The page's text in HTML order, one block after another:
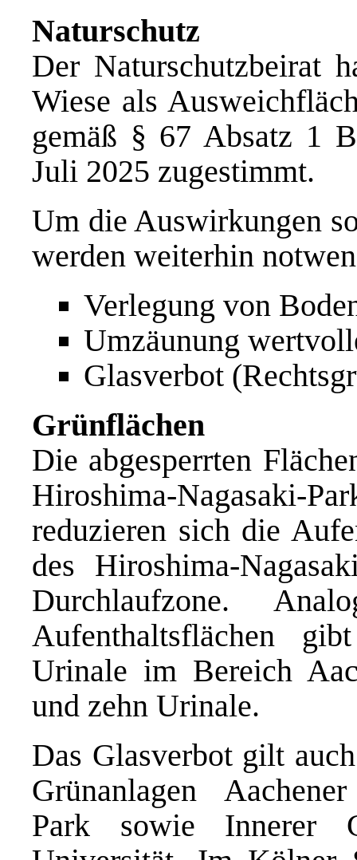
Naturschutz
Der Naturschutzbeirat
Wiese als
gemäß § 67 Absatz 1
Juli 2025 zugestimmt.
Um die Auswirkungen
werden weiterhin
Verlegung von
Umzäunung
Glasverbot
Grünflächen
Die abgesperrten
Hiroshima-Nagasaki-
reduzieren sich die
des Hiroshima-
Durchlaufzone.
Aufenthaltsflächen
Urinale im Bereich
und zehn Urinale.
Das Glasverbot gilt
Grünanlagen
Park sowie Innerer